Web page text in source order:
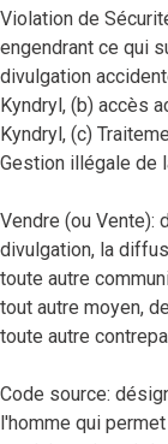
Violation de
engendrant ce qui
divulgation
Kyndryl, (b) accès
Kyndryl, (c)
Gestion illégale de
Vendre (ou Vente):
divulgation, la
toute autre
tout autre moyen,
toute autre
Code source:
l'homme qui